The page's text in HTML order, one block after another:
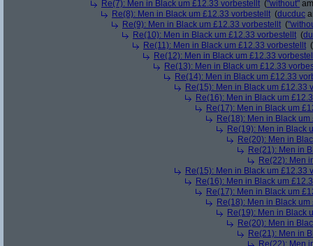
Re(7): Men in Black um £12.33 vorbestellt ("without"
Re(8): Men in Black um £12.33 vorbestellt (ducduc
Re(9): Men in Black um £12.33 vorbestellt (
Re(10): Men in Black um £12.33 vorbestellt (
Re(11): Men in Black um £12.33 vorbestellt (
Re(12): Men in Black um £12.33
Re(13): Men in Black um £12.33
Re(14): Men in Black um £12.33
Re(15): Men in Black um £12.33
Re(16): Men in Black um
Re(17): Men in Black um
Re(18): Men in Black
Re(19): Men in Black
Re(20): Men in
Re(21): Men in
Re(22): Men
Re(15): Men in Black um £12.33
Re(16): Men in Black um
Re(17): Men in Black um
Re(18): Men in Black
Re(19): Men in Black
Re(20): Men in
Re(21): Men in
Re(22): Men